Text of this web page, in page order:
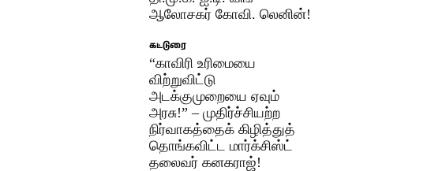
ஆலோசகர் கோவி. லெனின்!
கட்டுரை
“காவிரி உரிமையை
விற்றுவிட்டு
அடக்குமுறையை ஏவும்
அரசு!” – முதிர்ச்சியற்ற
நிர்வாகத்தைக் கிழித்துத்
தொங்கவிட்ட மார்க்சிஸ்ட்
தலைவர் கனகராஜ்!